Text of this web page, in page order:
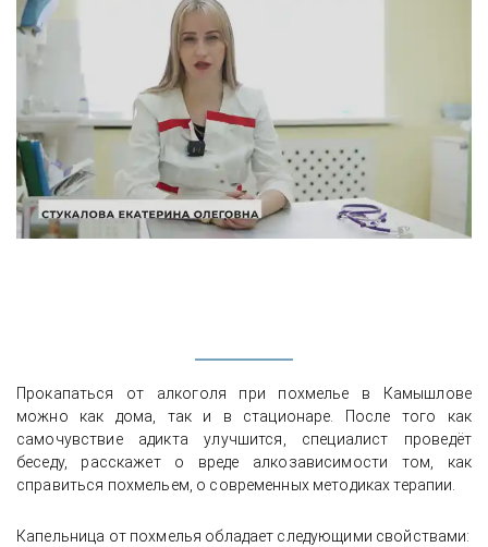
Прокапаться от алкоголя при похмелье в Камышлове
можно как дома, так и в стационаре. После того как
самочувствие адикта улучшится, специалист проведёт
беседу, расскажет о вреде алкозависимости том, как
справиться похмельем, о современных методиках терапии.
Капельница от похмелья обладает следующими свойствами: